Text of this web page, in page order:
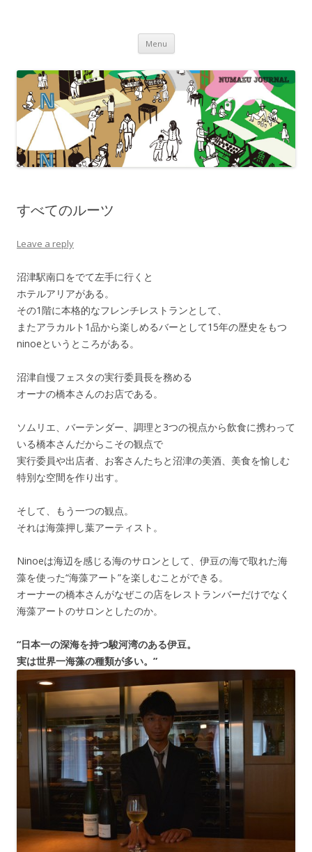
Menu Skip to content
すべてのルーツ
Leave a reply
沼津駅南口をでて左手に行くと
ホテルアリアがある。
その1階に本格的なフレンチレストランとして、
またアラカルト1品から楽しめるバーとして15年の歴史をもつ
ninoeというところがある。
沼津自慢フェスタの実行委員長を務める
オーナの橋本さんのお店である。
ソムリエ、バーテンダー、調理と3つの視点から飲食に携わって
いる橋本さんだからこその観点で
実行委員や出店者、お客さんたちと沼津の美酒、美食を愉しむ
特別な空間を作り出す。
そして、もう一つの観点。
それは海藻押し葉アーティスト。
Ninoeは海辺を感じる海のサロンとして、伊豆の海で取れた海
藻を使った“海藻アート”を楽しむことができる。
オーナーの橋本さんがなぜこの店をレストランバーだけでなく
海藻アートのサロンとしたのか。
“日本一の深海を持つ駿河湾のある伊豆。
実は世界一海藻の種類が多い。”